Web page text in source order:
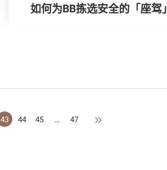
如何为BB拣选安全的「座驾」
43 44 45 … 47 下一页